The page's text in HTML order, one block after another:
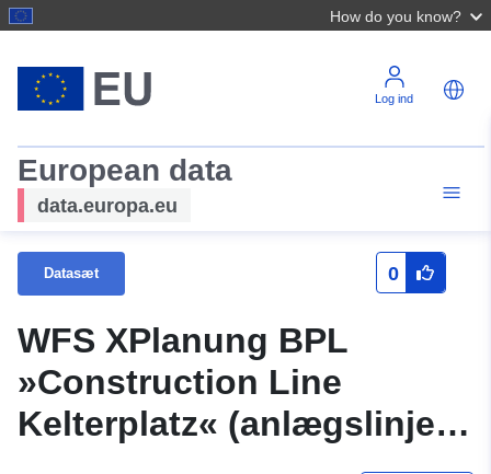
How do you know?
Log ind
European data
data.europa.eu
Datasæt 0
WFS XPlanung BPL
»Construction Line
Kelterplatz« (anlægslinje